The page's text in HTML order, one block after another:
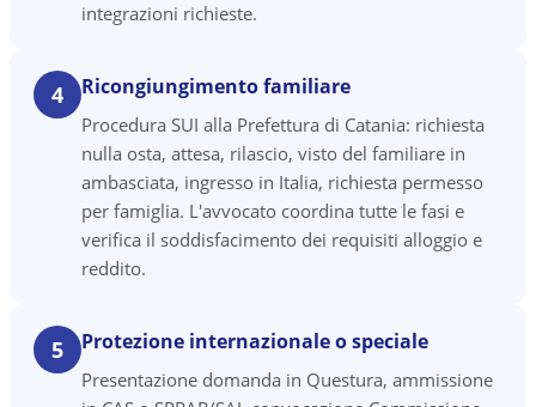
integrazioni richieste.
4 Ricongiungimento familiare
Procedura SUI alla Prefettura di Catania: richiesta
nulla osta, attesa, rilascio, visto del familiare in
ambasciata, ingresso in Italia, richiesta permesso
per famiglia. L'avvocato coordina tutte le fasi e
verifica il soddisfacimento dei requisiti alloggio e
reddito.
5 Protezione internazionale o speciale
Presentazione domanda in Questura, ammissione